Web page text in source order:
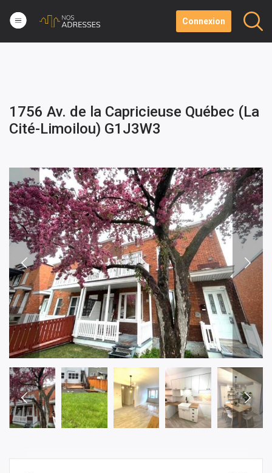
Connexion
1756 Av. de la Capricieuse Québec (La
Cité-Limoilou) G1J3W3